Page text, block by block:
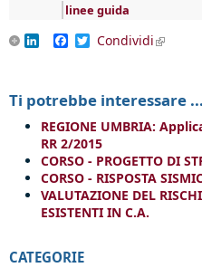
linee guida
LinkedInFacebook
Twitter
Condividi(link is
Ti potrebbe interessare ...
REGIONE UMBRIA:
RR 2/2015
CORSO - PROGETTO DI
CORSO - RISPOSTA
VALUTAZIONE DEL
ESISTENTI IN C.A.
CATEGORIE